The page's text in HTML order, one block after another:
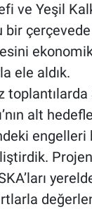
ve Yeşil
ele aldık.
alt
engelleri